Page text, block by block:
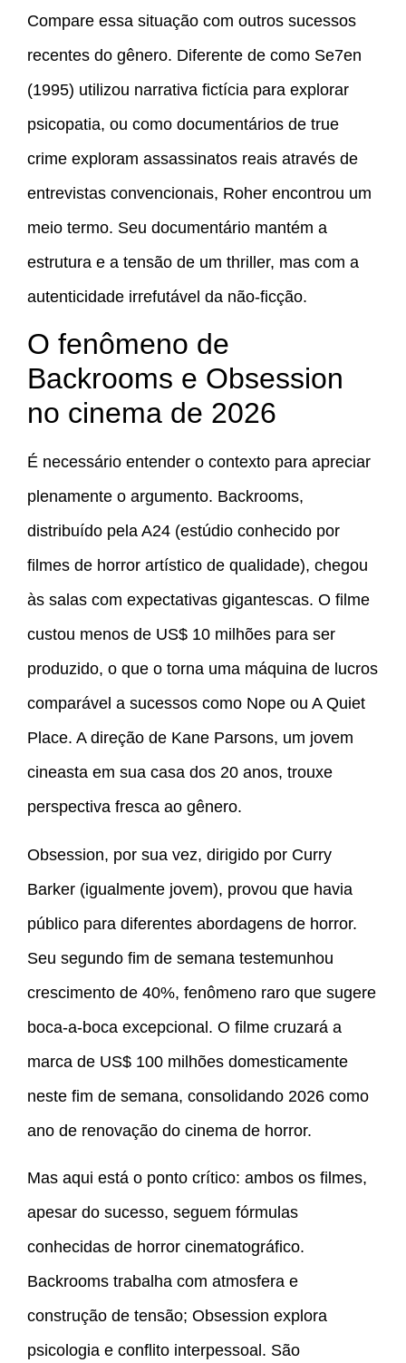
Compare essa situação com outros sucessos
recentes do gênero. Diferente de como Se7en
(1995) utilizou narrativa fictícia para explorar
psicopatia, ou como documentários de true
crime exploram assassinatos reais através de
entrevistas convencionais, Roher encontrou um
meio termo. Seu documentário mantém a
estrutura e a tensão de um thriller, mas com a
autenticidade irrefutável da não-ficção.
O fenômeno de
Backrooms e Obsession
no cinema de 2026
É necessário entender o contexto para apreciar
plenamente o argumento. Backrooms,
distribuído pela A24 (estúdio conhecido por
filmes de horror artístico de qualidade), chegou
às salas com expectativas gigantescas. O filme
custou menos de US$ 10 milhões para ser
produzido, o que o torna uma máquina de lucros
comparável a sucessos como Nope ou A Quiet
Place. A direção de Kane Parsons, um jovem
cineasta em sua casa dos 20 anos, trouxe
perspectiva fresca ao gênero.
Obsession, por sua vez, dirigido por Curry
Barker (igualmente jovem), provou que havia
público para diferentes abordagens de horror.
Seu segundo fim de semana testemunhou
crescimento de 40%, fenômeno raro que sugere
boca-a-boca excepcional. O filme cruzará a
marca de US$ 100 milhões domesticamente
neste fim de semana, consolidando 2026 como
ano de renovação do cinema de horror.
Mas aqui está o ponto crítico: ambos os filmes,
apesar do sucesso, seguem fórmulas
conhecidas de horror cinematográfico.
Backrooms trabalha com atmosfera e
construção de tensão; Obsession explora
psicologia e conflito interpessoal. São